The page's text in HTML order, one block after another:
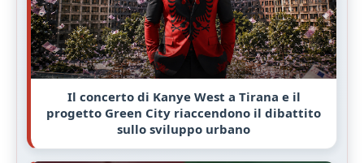
Il concerto di Kanye West a Tirana e il
progetto Green City riaccendono il dibattito
sullo sviluppo urbano